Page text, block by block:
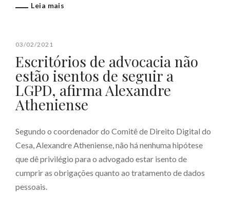
Leia mais
03/02/2021
Escritórios de advocacia não
estão isentos de seguir a
LGPD, afirma Alexandre
Atheniense
Segundo o coordenador do Comitê de Direito Digital do
Cesa, Alexandre Atheniense, não há nenhuma hipótese
que dê privilégio para o advogado estar isento de
cumprir as obrigações quanto ao tratamento de dados
pessoais.